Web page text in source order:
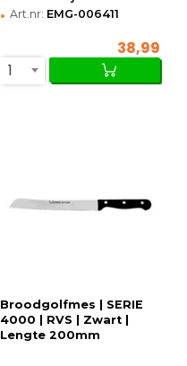
• Art.nr: EMG-006411
38,99
1
Broodgolfmes | SERIE
4000 | RVS | Zwart |
Lengte 200mm